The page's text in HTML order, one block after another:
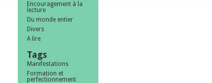
Encouragement à la
lecture
Du monde entier
Divers
A lire
Tags
Manifestations
Formation et
perfectionnement